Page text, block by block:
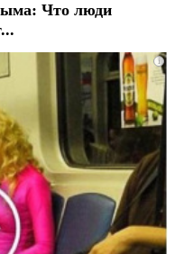
Что люди
i